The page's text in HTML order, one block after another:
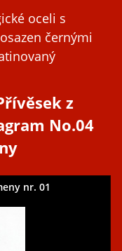
oceli s
černými
z
No.04
nr. 01